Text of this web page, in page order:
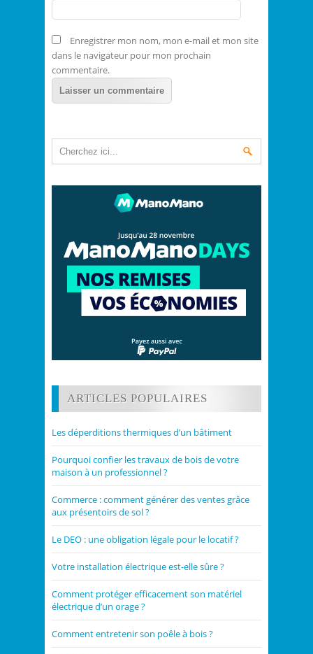
Enregistrer mon nom, mon e-mail et mon site
dans le navigateur pour mon prochain
commentaire.
ARTICLES POPULAIRES
Les déperditions thermiques d’un bâtiment
Pourquoi confier les travaux de bois de votre
maison à un professionnel ?
Commerce : comment générer des ventes grâce
aux présentoirs de sol ?
Le DEO : une obligation légale pour le locatif ?
Votre installation électrique est-elle sûre ?
Comment protéger efficacement son matériel
électrique d’un orage ?
Comment entretenir son poêle à bois ?